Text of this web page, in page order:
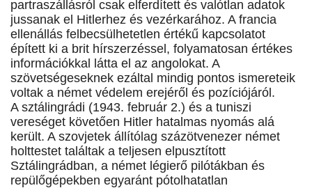
partraszállásról csak elferdített és valótlan adatok
jussanak el Hitlerhez és vezérkarához. A francia
ellenállás felbecsülhetetlen értékű kapcsolatot
épített ki a brit hírszerzéssel, folyamatosan értékes
információkkal látta el az angolokat. A
szövetségeseknek ezáltal mindig pontos ismereteik
voltak a német védelem erejéről és pozíciójáról.
A sztálingrádi (1943. február 2.) és a tuniszi
vereséget követően Hitler hatalmas nyomás alá
került. A szovjetek állítólag százötvenezer német
holttestet találtak a teljesen elpusztított
Sztálingrádban, a német légierő pilótákban és
repülőgépekben egyaránt pótolhatatlan